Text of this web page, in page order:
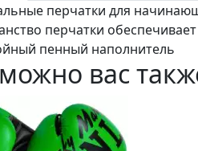
перчатки для
перчатки
пенный наполнитель
вас